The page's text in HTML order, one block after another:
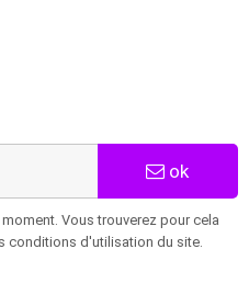
ok
Vous trouverez pour cela
conditions d'utilisation du site.